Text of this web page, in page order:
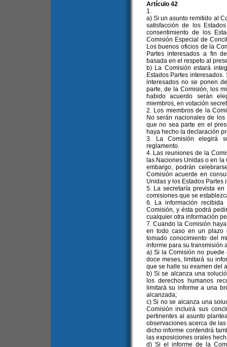
Artículo 42
1.
a) Si un asunto remitido al
satisfacción de los
consentimiento de los
Comisión Especial de
Los buenos oficios de la
Partes interesados a fin
basada en el respeto al
b) La Comisión estará
Estados Partes
interesados no se ponen
parte, de la Comisión, los
habido acuerdo serán
miembros, en votación
2. Los miembros de la
No serán nacionales de
que no sea parte en el
haya hecho la declaración
3. La Comisión elegirá
reglamento.
4. Las reuniones de la
las Naciones Unidas o en
embargo, podrán
Comisión acuerde en
Unidas y los Estados Partes
5. La secretaría prevista
comisiones que se
6. La información
Comisión, y ésta podrá
cualquier otra información
7. Cuando la Comisión
en todo caso en un plazo
tomado conocimiento del
informe para su transmisión
a) Si la Comisión no puede
doce meses, limitará su
que se halle su examen del
b) Si se alcanza una
los derechos humanos
limitará su informe a una
alcanzada;
c) Si no se alcanza una
Comisión incluirá sus
pertinentes al asunto
observaciones acerca de
dicho informe contendrá
las exposiciones orales
d) Si el informe de la